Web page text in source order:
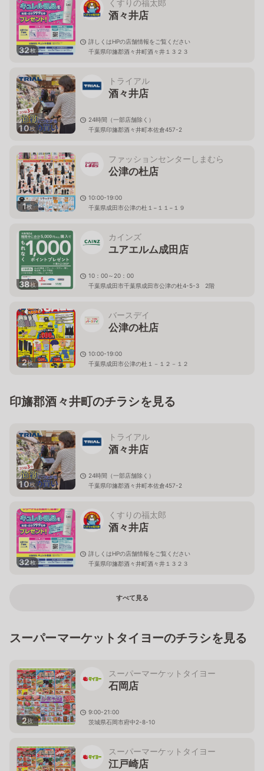
32枚
くすりの福太郎
酒々井店
詳しくはHPの店舗情報をご覧ください
千葉県印旛郡酒々井町酒々井１３２３
10枚
トライアル
酒々井店
24時間（一部店舗除く）
千葉県印旛郡酒々井町本佐倉457-2
1枚
ファッションセンターしまむら
公津の杜店
10:00-19:00
千葉県成田市公津の杜１−１１−１９
38枚
カインズ
ユアエルム成田店
10：00～20：00
千葉県成田市千葉県成田市公津の杜4-5-3 2階
2枚
バースデイ
公津の杜店
10:00-19:00
千葉県成田市公津の杜１－１２－１２
印旛郡酒々井町のチラシを見る
10枚
トライアル
酒々井店
24時間（一部店舗除く）
千葉県印旛郡酒々井町本佐倉457-2
32枚
くすりの福太郎
酒々井店
詳しくはHPの店舗情報をご覧ください
千葉県印旛郡酒々井町酒々井１３２３
すべて見る
スーパーマーケットタイヨーのチラシを見る
2枚
スーパーマーケットタイヨー
石岡店
9:00-21:00
茨城県石岡市府中2-8-10
スーパーマーケットタイヨー
江戸崎店